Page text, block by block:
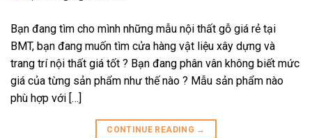
Bạn đang tìm cho mình những mẫu nội thất gỗ giá rẻ tại
BMT, bạn đang muốn tìm cửa hàng vật liệu xây dựng và
trang trí nội thất giá tốt ? Bạn đang phân vân không biết mức
giá của từng sản phẩm như thế nào ? Mẫu sản phẩm nào
phù hợp với […]
CONTINUE READING →